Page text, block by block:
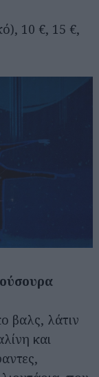
10 €, 15 €,
βαλς, λάτιν
και